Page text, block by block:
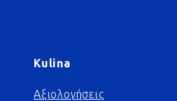
Kulina
Αξιολογήσεις